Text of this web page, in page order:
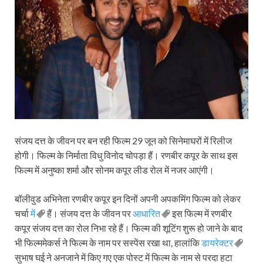
संजय दत्त के जीवन पर बन रही फिल्म 29 जून को सिनेमाघरों में रिलीज
होगी। फिल्म के निर्माता विधु विनोद चोपड़ा हैं। रणबीर कपूर के साथ इस
फिल्म में अनुष्का शर्मा और सोनम कपूर लीड रोल में नजर आएंगी।
बॉलीवुड अभिनेता रणबीर कपूर इन दिनों अपनी अपकमिंग फिल्म को लेकर
चर्चामें हैं। संजय दत्त के जीवन परआधारित
इस फिल्म में रणबीर
कपूर संजय दत्त का रोल निभा रहे हैं। फिल्म की शूटिंग शुरू हो जाने के बाद
भी फिल्ममेकर्स ने फिल्म के नाम पर सस्पेंस रखा था, हालांकिडायरेक्टर
सुभाष घई ने अनजाने में किए गए एक पोस्ट में फिल्म के नाम से परदा हटा